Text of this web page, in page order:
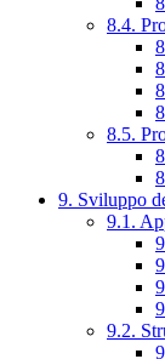
8.4.
8.5.
9. Sviluppo
9.1.
9.2.